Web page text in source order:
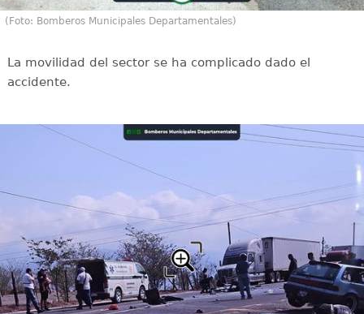
(Foto: Bomberos Municipales Departamentales)
La movilidad del sector se ha complicado dado el
accidente.